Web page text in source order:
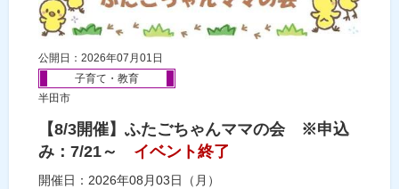
公開日：2026年07月01日
子育て・教育
半田市
【8/3開催】ふたごちゃんママの会 ※申込
み：7/21～
イベント終了
開催日：2026年08月03日（月）